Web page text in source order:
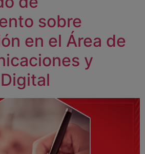
sobre
en el Área de
y